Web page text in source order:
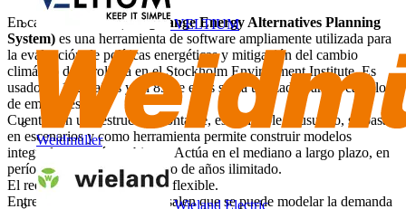
VELTIUM
Weidmüller
Wieland Electric
En cambio,
LEAP (Long-range Energy Alternatives Planning
System) es una herramienta de software ampliamente utilizada para
la evaluación de políticas energéticas y mitigación del cambio
climático desarrollada en el Stockholm Environment Institute. Es
usado en 182 países y en 85 de ellos se ha utilizado para el cálculo
de emisiones.
Cuenta con una estructura contable, es amigable al usuario, se basa
en escenarios y como herramienta permite construir modelos
integrados energía-ambiente. Actúa en el mediano a largo plazo, en
períodos anuales y en número de años ilimitado.
El requerimiento de datos es flexible.
Entre sus capacidades sobresalen que se puede modelar la demanda